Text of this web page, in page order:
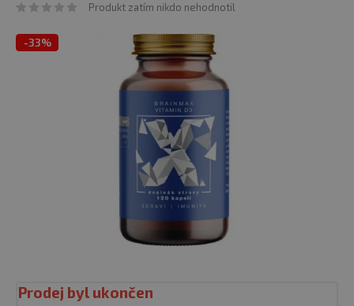
Produkt zatím nikdo nehodnotil
-33%
Prodej byl ukončen